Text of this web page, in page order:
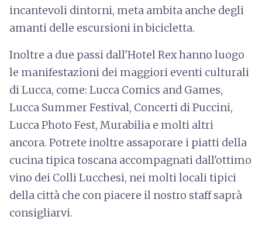
incantevoli dintorni, meta ambita anche degli
amanti delle escursioni in bicicletta.
Inoltre a due passi dall'Hotel Rex hanno luogo
le manifestazioni dei maggiori eventi culturali
di Lucca, come: Lucca Comics and Games,
Lucca Summer Festival, Concerti di Puccini,
Lucca Photo Fest, Murabilia e molti altri
ancora. Potrete inoltre assaporare i piatti della
cucina tipica toscana accompagnati dall'ottimo
vino dei Colli Lucchesi, nei molti locali tipici
della città che con piacere il nostro staff saprà
consigliarvi.